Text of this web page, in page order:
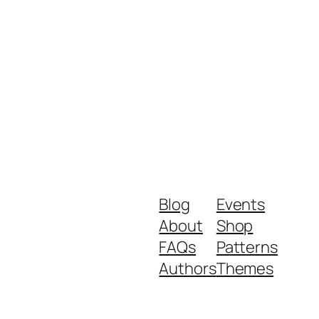
Blog
About
FAQs
Authors
Events
Shop
Patterns
Themes